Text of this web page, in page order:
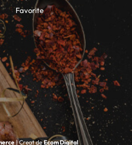
Favorite
| Creat deEcom Digital